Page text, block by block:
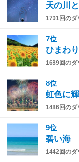
天の川
1701回のダ
7位
ひまわ
1689回のダ
8位
虹色に
1486回のダ
9位
碧い海
1442回のダ